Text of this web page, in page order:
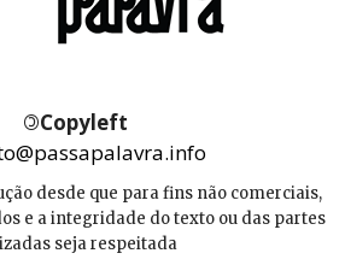
©Copyleft
desde que para fins não comerciais,
e a integridade do texto ou das partes
seja respeitada